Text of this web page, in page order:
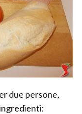
due persone,